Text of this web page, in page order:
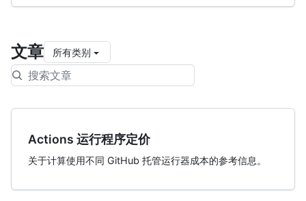
文章 所有类别
Actions 运行程序定价
关于计算使用不同 GitHub 托管运行器成本的参考信息。